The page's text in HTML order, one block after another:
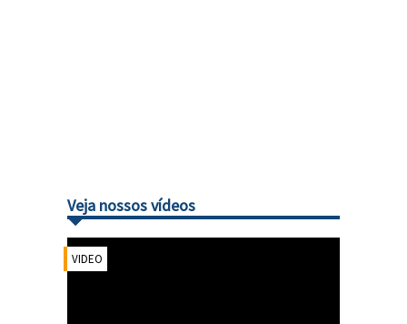
Veja nossos vídeos
VIDEO